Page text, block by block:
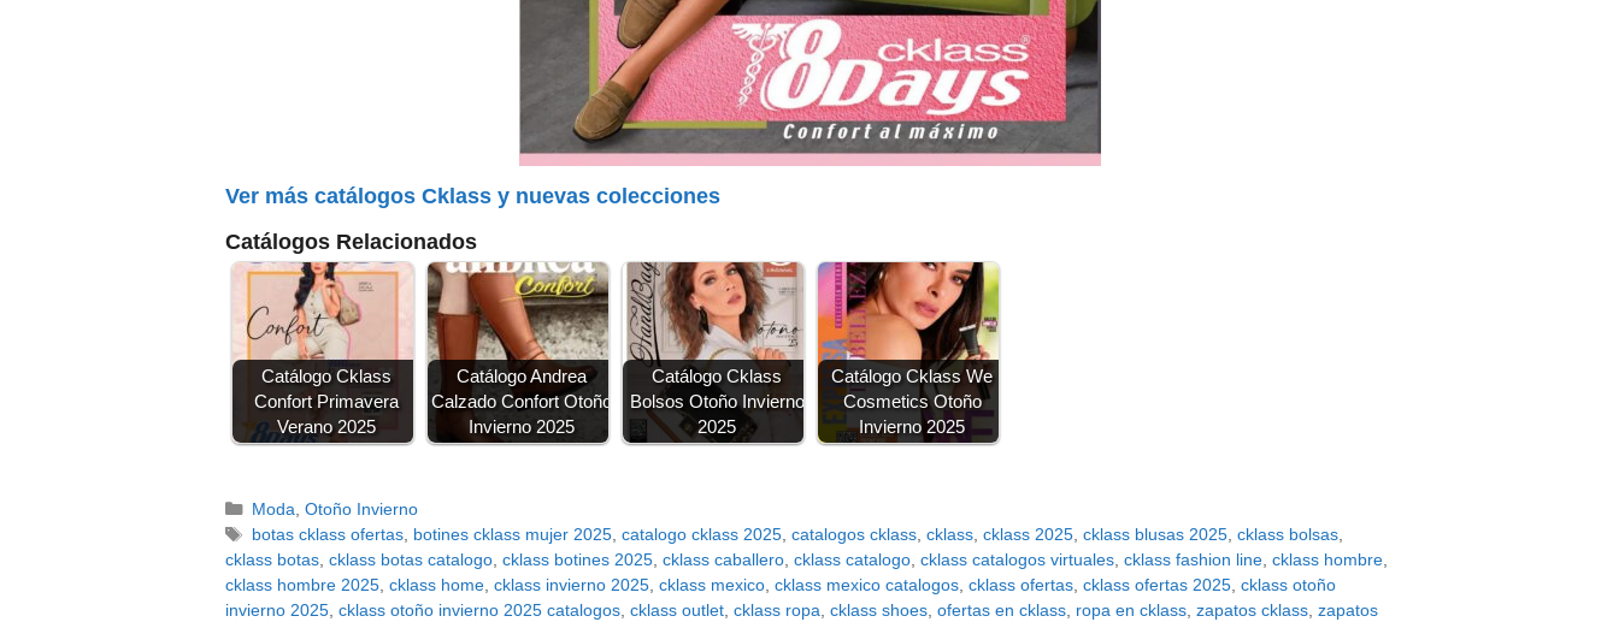
Ver más catálogos Cklass y nuevas colecciones
Catálogos Relacionados
Catálogo Cklass
Confort Primavera
Verano 2025
Catálogo Andrea
Calzado Confort Otoño
Invierno 2025
Catálogo Cklass
Bolsos Otoño Invierno
2025
Catálogo Cklass We
Cosmetics Otoño
Invierno 2025
Categorías
Moda Otoño Invierno
Etiquetas
botas cklass ofertas, botines cklass mujer 2025, catalogo cklass 2025, catalogos cklass, cklass, cklass 2025, cklass blusas 2025, cklass bolsas,
cklass botas cklass botas catalogo cklass botines 2025 cklass caballero cklass catalogo cklass catalogos virtuales cklass fashion line cklass hombre
cklass hombre 2025 cklass home cklass invierno 2025 cklass mexico cklass mexico catalogos cklass ofertas cklass ofertas 2025 cklass otoño
invierno 2025 cklass otoño invierno 2025 catalogos cklass outlet cklass ropa cklass shoes ofertas en cklass ropa en cklass zapatos cklass zapatos